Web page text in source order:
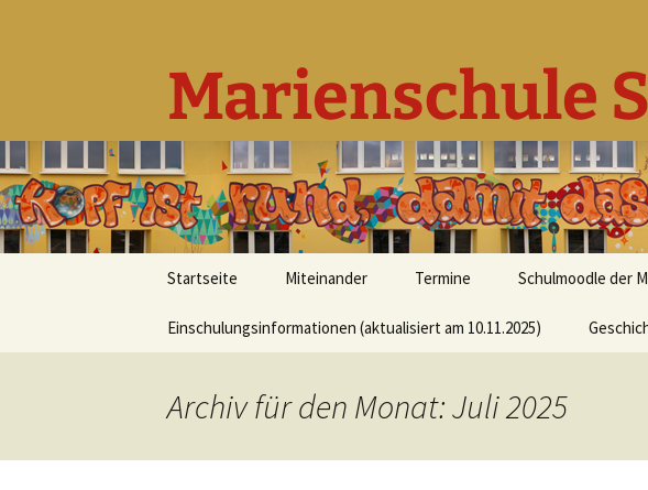
Marienschule
springen
Startseite Miteinander
Grundlegendes
Termine Schulmoodle der
Einschulungsinformationen (aktualisiert am 10.11.2025)
Archiv für den Monat: Juli 2025